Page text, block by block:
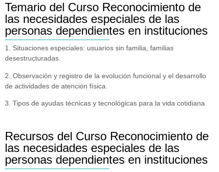
Temario del Curso Reconocimiento de
las necesidades especiales de las
personas dependientes en instituciones
1. Situaciones especiales: usuarios sin familia, familias
desestructuradas.
2. Observación y registro de la evolución funcional y el desarrollo
de actividades de atención física.
3. Tipos de ayudas técnicas y tecnológicas para la vida cotidiana
Recursos del Curso Reconocimiento de
las necesidades especiales de las
personas dependientes en instituciones